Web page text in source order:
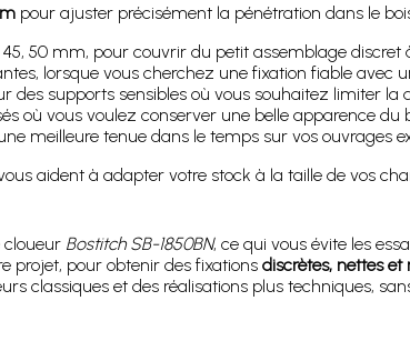
pour ajuster précisément la pénétration dans le
45, 50 mm, pour couvrir du petit assemblage
lorsque vous cherchez une fixation fiable avec
des supports sensibles où vous souhaitez limiter la
où vous voulez conserver une belle apparence du
meilleure tenue dans le temps sur vos ouvrages
aident à adapter votre stock à la taille de vos
cloueur Bostitch SB-1850BN, ce qui vous évite les
projet, pour obtenir des fixations discrètes, nettes et
classiques et des réalisations plus techniques,